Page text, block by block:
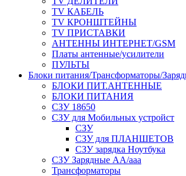
TV КАБЕЛЬ
TV КРОНШТЕЙНЫ
TV ПРИСТАВКИ
АНТЕННЫ ИНТЕРНЕТ/GSM
Платы антенные/усилители
ПУЛЬТЫ
Блоки питания/Трансформаторы/
БЛОКИ ПИТ.АНТЕННЫЕ
БЛОКИ ПИТАНИЯ
СЗУ 18650
СЗУ для Мобильных устройст
СЗУ
СЗУ для ПЛАНШЕТОВ
СЗУ зарядка Ноутбука
СЗУ Зарядные АА/ааа
Трансформаторы